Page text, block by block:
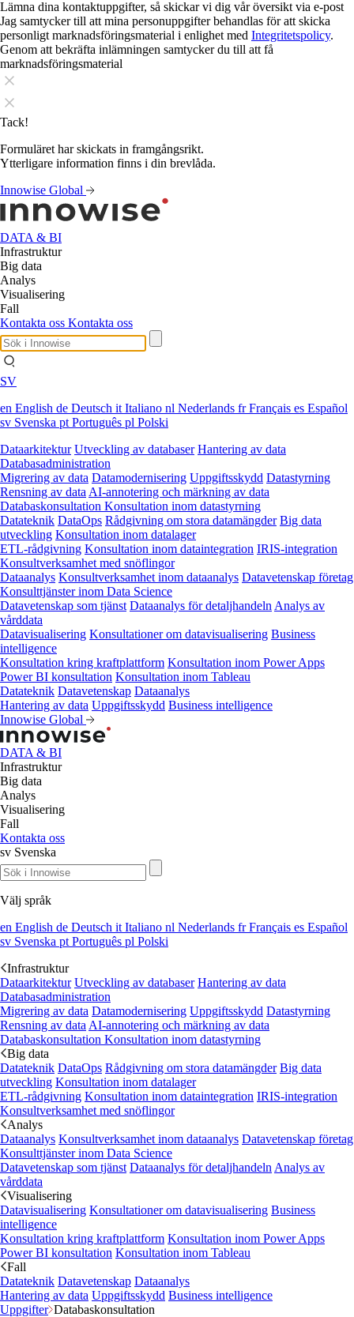
Lämna dina kontaktuppgifter, så skickar vi dig vår översikt via e-post
Jag samtycker till att mina personuppgifter behandlas för att skicka
personligt marknadsföringsmaterial i enlighet med Integritetspolicy.
Genom att bekräfta inlämningen samtycker du till att få
marknadsföringsmaterial
Tack!
Formuläret har skickats in framgångsrikt.
Ytterligare information finns i din brevlåda.
Innowise Global
DATA & BI
Infrastruktur
Big data
Analys
Visualisering
Fall
Kontakta oss Kontakta oss
SV
en English de Deutsch it Italiano nl Nederlands frFrançais es Español
sv Svenska pt Português pl Polski
Dataarkitektur Utveckling av databaser Hantering av data
Databasadministration
Migrering av data Datamodernisering Uppgiftsskydd Datastyrning
Rensning av data AI-annotering och märkning av data
Databaskonsultation Konsultation inom datastyrning
Datateknik DataOps Rådgivning om stora datamängder Big data
utveckling Konsultation inom datalager
ETL-rådgivning Konsultation inom dataintegration IRIS-integration
Konsultverksamhet med snöflingor
Dataanalys Konsultverksamhet inom dataanalys Datavetenskap företag
Konsulttjänster inom Data Science
Datavetenskap som tjänst Dataanalys för detaljhandeln Analys av
vårddata
Datavisualisering Konsultationer om datavisualisering Business
intelligence
Konsultation kring kraftplattform Konsultation inom Power Apps
Power BI konsultation Konsultation inom Tableau
Datateknik Datavetenskap Dataanalys
Hantering av data Uppgiftsskydd Business intelligence
Innowise Global
DATA & BI
Infrastruktur
Big data
Analys
Visualisering
Fall
Kontakta oss
sv Svenska
Välj språk
en English de Deutsch it Italiano nl Nederlands frFrançais es Español
sv Svenska pt Português pl Polski
Infrastruktur
Dataarkitektur Utveckling av databaser Hantering av data
Databasadministration
Migrering av data Datamodernisering Uppgiftsskydd Datastyrning
Rensning av data AI-annotering och märkning av data
Databaskonsultation Konsultation inom datastyrning
Big data
Datateknik DataOps Rådgivning om stora datamängder Big data
utveckling Konsultation inom datalager
ETL-rådgivning Konsultation inom dataintegration IRIS-integration
Konsultverksamhet med snöflingor
Analys
Dataanalys Konsultverksamhet inom dataanalys Datavetenskap företag
Konsulttjänster inom Data Science
Datavetenskap som tjänst Dataanalys för detaljhandeln Analys av
vårddata
Visualisering
Datavisualisering Konsultationer om datavisualisering Business
intelligence
Konsultation kring kraftplattform Konsultation inom Power Apps
Power BI konsultation Konsultation inom Tableau
Fall
Datateknik Datavetenskap Dataanalys
Hantering av data Uppgiftsskydd Business intelligence
Uppgifter Databaskonsultation